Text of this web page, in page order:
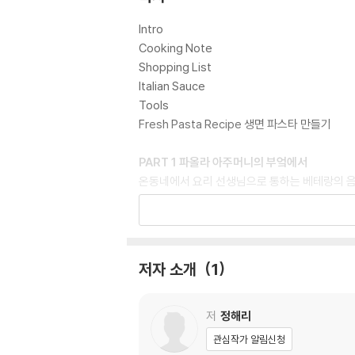
Intro
Cooking Note
Shopping List
Italian Sauce
Tools
Fresh Pasta Recipe 생면 파스타 만들기
PART 1 파올라 아주머니의 부엌에서
온동네에서 요리 선생님으로 통하는 베테랑의
방울토마토 피클, 양파초절임
이탈리아의 만둣국 토르텔리니
정통 레시피대로 생면 라자냐
페라라의 전통 음식 단호박카펠라치
저자 소개 1
저 정해리
관심작가 알림신청